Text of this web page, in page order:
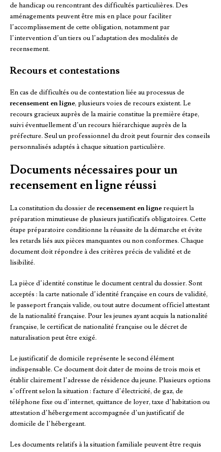
de handicap ou rencontrant des difficultés particulières. Des
aménagements peuvent être mis en place pour faciliter
l’accomplissement de cette obligation, notamment par
l’intervention d’un tiers ou l’adaptation des modalités de
recensement.
Recours et contestations
En cas de difficultés ou de contestation liée au processus de
recensement en ligne, plusieurs voies de recours existent. Le
recours gracieux auprès de la mairie constitue la première étape,
suivi éventuellement d’un recours hiérarchique auprès de la
préfecture. Seul un professionnel du droit peut fournir des conseils
personnalisés adaptés à chaque situation particulière.
Documents nécessaires pour un
recensement en ligne réussi
La constitution du dossier de recensement en lignerequiert la
préparation minutieuse de plusieurs justificatifs obligatoires. Cette
étape préparatoire conditionne la réussite de la démarche et évite
les retards liés aux pièces manquantes ou non conformes. Chaque
document doit répondre à des critères précis de validité et de
lisibilité.
La pièce d’identité constitue le document central du dossier. Sont
acceptés : la carte nationale d’identité française en cours de validité,
le passeport français valide, ou tout autre document officiel attestant
de la nationalité française. Pour les jeunes ayant acquis la nationalité
française, le certificat de nationalité française ou le décret de
naturalisation peut être exigé.
Le justificatif de domicile représente le second élément
indispensable. Ce document doit dater de moins de trois mois et
établir clairement l’adresse de résidence du jeune. Plusieurs options
s’offrent selon la situation : facture d’électricité, de gaz, de
téléphone fixe ou d’internet, quittance de loyer, taxe d’habitation ou
attestation d’hébergement accompagnée d’un justificatif de
domicile de l’hébergeant.
Les documents relatifs à la situation familiale peuvent être requis